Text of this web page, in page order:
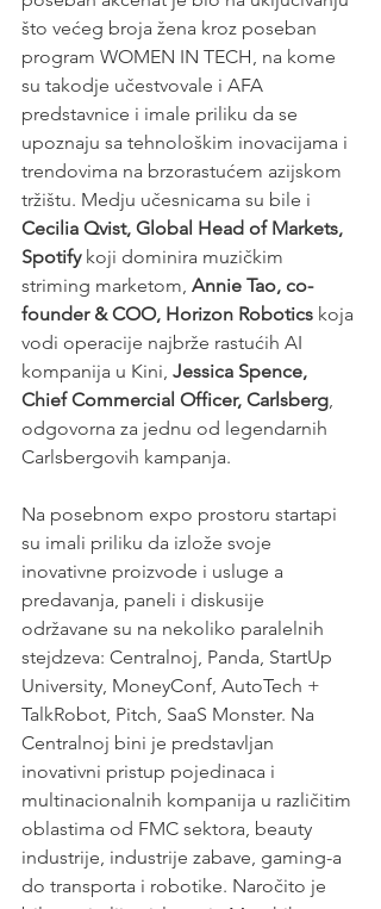
što većeg broja žena kroz poseban
program WOMEN IN TECH, na kome
su takodje učestvovale i AFA
predstavnice i imale priliku da se
upoznaju sa tehnološkim inovacijama i
trendovima na brzorastućem azijskom
tržištu. Medju učesnicama su bile i
Cecilia Qvist, Global Head of Markets,
Spotify koji dominira muzičkim
striming marketom, Annie Tao, co-
founder & COO, Horizon Robotics koja
vodi operacije najbrže rastućih AI
kompanija u Kini, Jessica Spence,
Chief Commercial Officer, Carlsberg,
odgovorna za jednu od legendarnih
Carlsbergovih kampanja.
Na posebnom expo prostoru startapi
su imali priliku da izlože svoje
inovativne proizvode i usluge a
predavanja, paneli i diskusije
održavane su na nekoliko paralelnih
stejdzeva: Centralnoj, Panda, StartUp
University, MoneyConf, AutoTech +
TalkRobot, Pitch, SaaS Monster. Na
Centralnoj bini je predstavljan
inovativni pristup pojedinaca i
multinacionalnih kompanija u različitim
oblastima od FMC sektora, beauty
industrije, industrije zabave, gaming-a
do transporta i robotike. Naročito je